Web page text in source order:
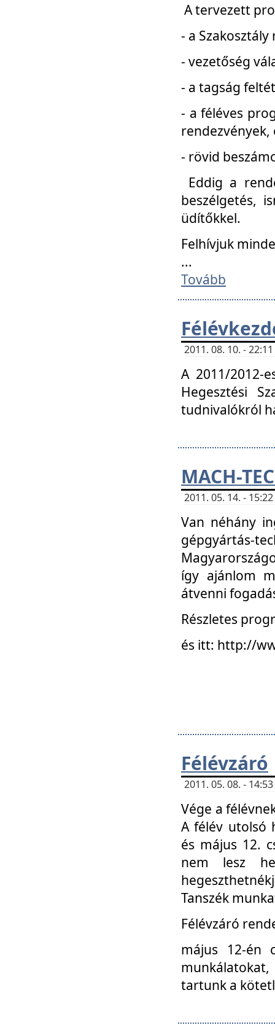
A tervezett
- a
- vezetőség
- a tagság
- a féléves
- rövid
Eddig a
beszélgetés,
üdítőkkel.
Felhívjuk
...
Tovább
2011. 08. 10. -
A 2011/2012-
Hegesztési
tudnivalókról
MACH-
2011. 05. 14. -
Van néhány
gépgyártás-
így ajánlom
átvenni
Részletes
és itt: http://
Félévzáró
2011. 05. 08. -
Vége a
A félév utolsó
és május 12.
nem lesz
Tanszék
Félévzáró
május 12-én
tartunk a